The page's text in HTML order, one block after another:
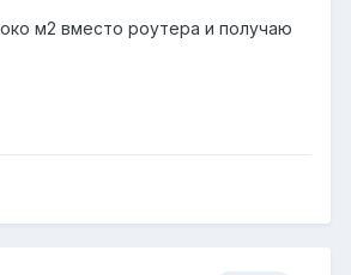
м2 вместо роутера и получаю